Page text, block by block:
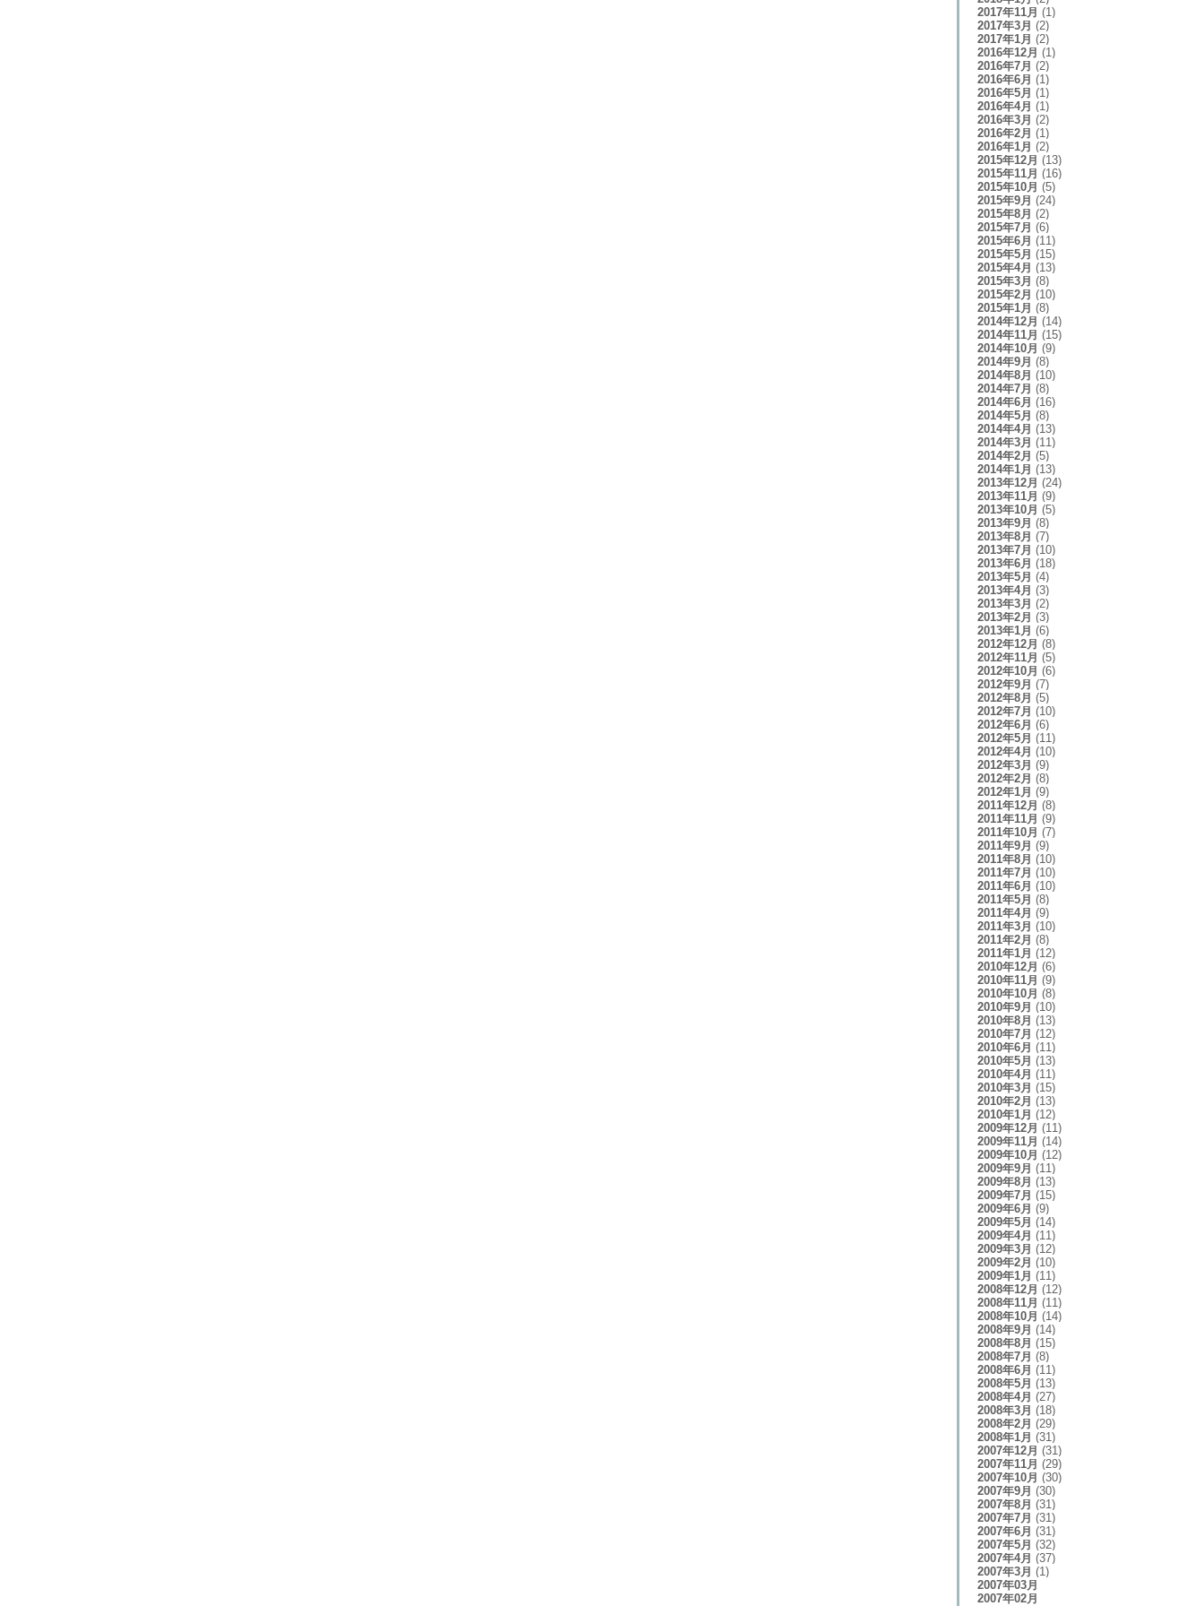
2017年11月 (1)
2017年3月 (2)
2017年1月 (2)
2016年12月 (1)
2016年7月 (2)
2016年6月 (1)
2016年5月 (1)
2016年4月 (1)
2016年3月 (2)
2016年2月 (1)
2016年1月 (2)
2015年12月 (13)
2015年11月 (16)
2015年10月 (5)
2015年9月 (24)
2015年8月 (2)
2015年7月 (6)
2015年6月 (11)
2015年5月 (15)
2015年4月 (13)
2015年3月 (8)
2015年2月 (10)
2015年1月 (8)
2014年12月 (14)
2014年11月 (15)
2014年10月 (9)
2014年9月 (8)
2014年8月 (10)
2014年7月 (8)
2014年6月 (16)
2014年5月 (8)
2014年4月 (13)
2014年3月 (11)
2014年2月 (5)
2014年1月 (13)
2013年12月 (24)
2013年11月 (9)
2013年10月 (5)
2013年9月 (8)
2013年8月 (7)
2013年7月 (10)
2013年6月 (18)
2013年5月 (4)
2013年4月 (3)
2013年3月 (2)
2013年2月 (3)
2013年1月 (6)
2012年12月 (8)
2012年11月 (5)
2012年10月 (6)
2012年9月 (7)
2012年8月 (5)
2012年7月 (10)
2012年6月 (6)
2012年5月 (11)
2012年4月 (10)
2012年3月 (9)
2012年2月 (8)
2012年1月 (9)
2011年12月 (8)
2011年11月 (9)
2011年10月 (7)
2011年9月 (9)
2011年8月 (10)
2011年7月 (10)
2011年6月 (10)
2011年5月 (8)
2011年4月 (9)
2011年3月 (10)
2011年2月 (8)
2011年1月 (12)
2010年12月 (6)
2010年11月 (9)
2010年10月 (8)
2010年9月 (10)
2010年8月 (13)
2010年7月 (12)
2010年6月 (11)
2010年5月 (13)
2010年4月 (11)
2010年3月 (15)
2010年2月 (13)
2010年1月 (12)
2009年12月 (11)
2009年11月 (14)
2009年10月 (12)
2009年9月 (11)
2009年8月 (13)
2009年7月 (15)
2009年6月 (9)
2009年5月 (14)
2009年4月 (11)
2009年3月 (12)
2009年2月 (10)
2009年1月 (11)
2008年12月 (12)
2008年11月 (11)
2008年10月 (14)
2008年9月 (14)
2008年8月 (15)
2008年7月 (8)
2008年6月 (11)
2008年5月 (13)
2008年4月 (27)
2008年3月 (18)
2008年2月 (29)
2008年1月 (31)
2007年12月 (31)
2007年11月 (29)
2007年10月 (30)
2007年9月 (30)
2007年8月 (31)
2007年7月 (31)
2007年6月 (31)
2007年5月 (32)
2007年4月 (37)
2007年3月 (1)
2007年03月
2007年02月